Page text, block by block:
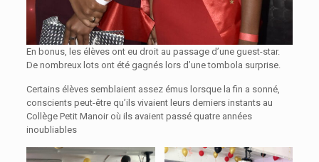
En bonus, les élèves ont eu droit au passage d’une guest-star.
De nombreux lots ont été gagnés lors d’une tombola surprise.
Certains élèves semblaient assez émus lorsque la fin a sonné,
conscients peut-être qu’ils vivaient leurs derniers instants au
Collège Petit Manoir où ils avaient passé quatre années
inoubliables